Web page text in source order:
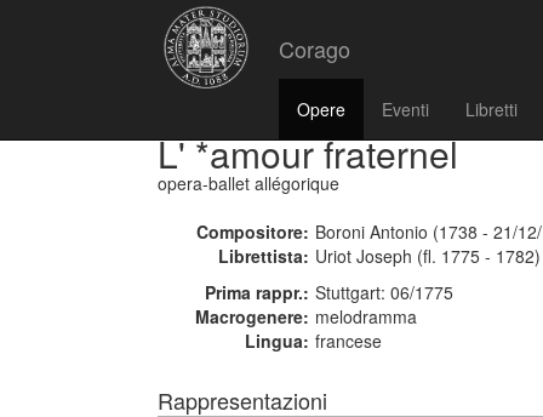
Corago
Opere Eventi Libretti
L' *amour fraternel
opera-ballet allégorique
Compositore: Boroni Antonio (1738 - 21/
Librettista: Uriot Joseph (fl. 1775 - 1782)
Prima rappr.: Stuttgart: 06/1775
Macrogenere: melodramma
Lingua: francese
Rappresentazioni